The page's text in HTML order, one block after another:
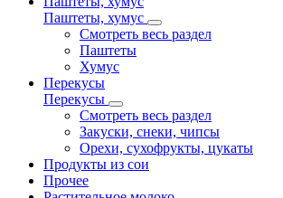
Паштеты, хумус
Смотреть весь раздел
Паштеты
Хумус
Перекусы
Перекусы
Смотреть весь раздел
Закуски, снеки, чипсы
Орехи, сухофрукты, цукаты
Продукты из сои
Прочее